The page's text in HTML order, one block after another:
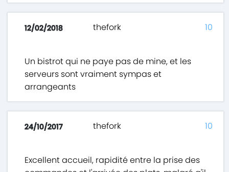
12/02/2018 thefork
Un bistrot qui ne paye pas de mine, et les
serveurs sont vraiment sympas et
arrangeants
10
24/10/2017 thefork
Excellent accueil, rapidité entre la prise des
10